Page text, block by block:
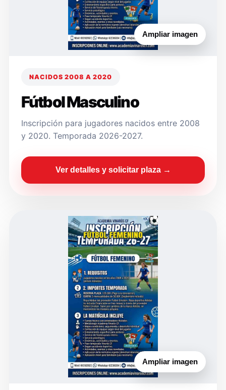
Ampliar imagen
NACIDOS 2008 A 2020
Fútbol Masculino
Inscripción para jugadores nacidos entre 2008
y 2020. Temporada 2026-2027.
Ver detalles y solicitar plaza →
Ampliar imagen